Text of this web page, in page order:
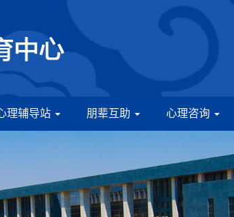
理辅导站 朋辈互助 心理咨询